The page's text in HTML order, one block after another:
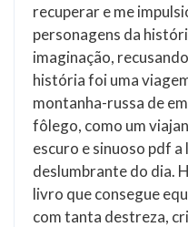
recuperar e me
personagens da
imaginação,
história foi uma
montanha-russa de
fôlego, como um
escuro e sinuoso pdf a
deslumbrante do dia.
livro que consegue
com tanta destreza,